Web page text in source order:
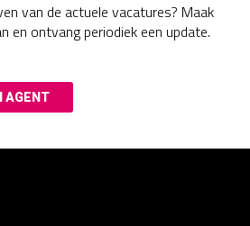
van de actuele vacatures? Maak
en ontvang periodiek een update.
AGENT